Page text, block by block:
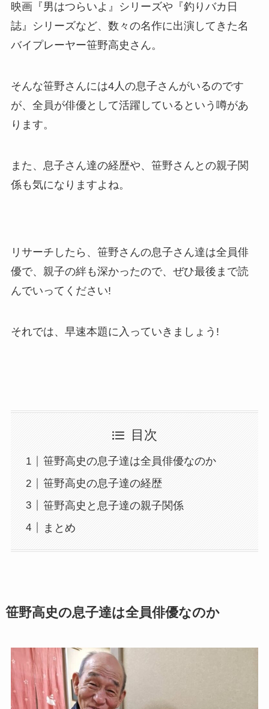
映画『男はつらいよ』シリーズや『釣りバカ日
誌』シリーズなど、数々の名作に出演してきた名
バイプレーヤー笹野高史さん。
そんな笹野さんには4人の息子さんがいるのです
が、全員が俳優として活躍しているという噂があ
ります。
また、息子さん達の経歴や、笹野さんとの親子関
係も気になりますよね。
リサーチしたら、笹野さんの息子さん達は全員俳
優で、親子の絆も深かったので、ぜひ最後まで読
んでいってください!
それでは、早速本題に入っていきましょう!
目次
笹野高史の息子達は全員俳優なのか
笹野高史の息子達の経歴
笹野高史と息子達の親子関係
まとめ
笹野高史の息子達は全員俳優なのか